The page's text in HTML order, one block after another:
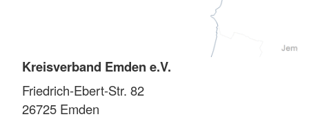
Kreisverband Emden e.V.
Friedrich-Ebert-Str. 82
26725 Emden